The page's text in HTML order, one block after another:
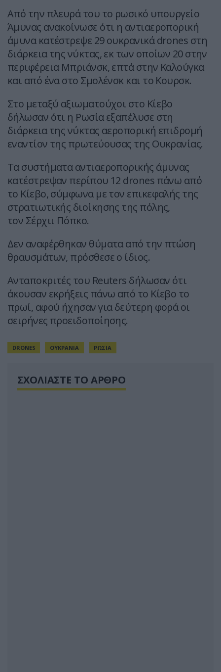
Από την πλευρά του το ρωσικό υπουργείο
Άμυνας ανακοίνωσε ότι η αντιαεροπορική
άμυνα κατέστρεψε 29 ουκρανικά drones στη
διάρκεια της νύκτας, εκ των οποίων 20 στην
περιφέρεια Μπριάνσκ, επτά στην Καλούγκα
και από ένα στο Σμολένσκ και το Κουρσκ.
Στο μεταξύ αξιωματούχοι στο Κίεβο
δήλωσαν ότι η Ρωσία εξαπέλυσε στη
διάρκεια της νύκτας αεροπορική επιδρομή
εναντίον της πρωτεύουσας της Ουκρανίας.
Τα συστήματα αντιαεροπορικής άμυνας
κατέστρεψαν περίπου 12 drones πάνω από
το Κίεβο, σύμφωνα με τον επικεφαλής της
στρατιωτικής διοίκησης της πόλης,
τον Σέρχιι Πόπκο.
Δεν αναφέρθηκαν θύματα από την πτώση
θραυσμάτων, πρόσθεσε ο ίδιος.
Ανταποκριτές του Reuters δήλωσαν ότι
άκουσαν εκρήξεις πάνω από το Κίεβο το
πρωί, αφού ήχησαν για δεύτερη φορά οι
σειρήνες προειδοποίησης.
DRONES ΟΥΚΡΑΝΙΑ ΡΩΣΙΑ
ΣΧΟΛΙΑΣΤΕ ΤΟ ΑΡΘΡΟ